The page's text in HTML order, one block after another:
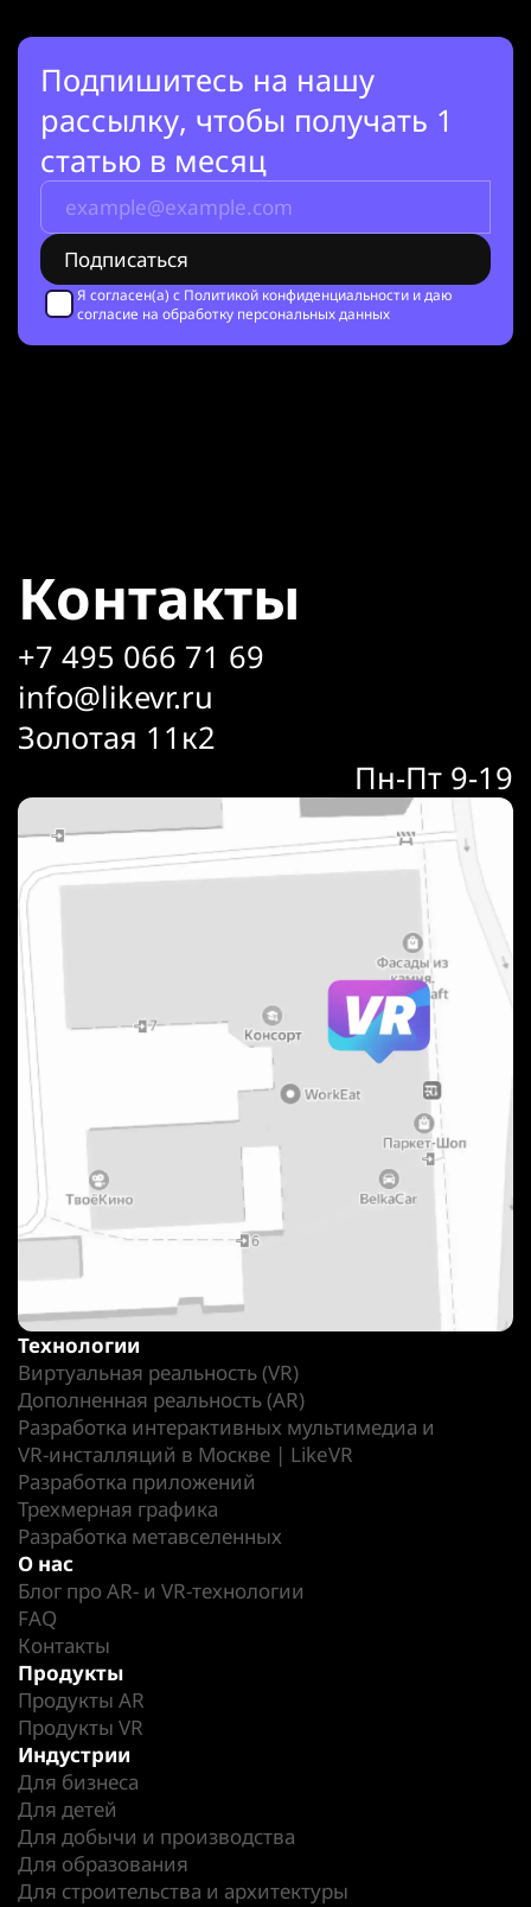
Подпишитесь на нашу
рассылку, чтобы получать 1
статью в месяц
Я согласен(а) с Политикой конфиденциальности и даю
согласие на обработку персональных данных
Контакты
+7 495 066 71 69
info@likevr.ru
Золотая 11к2
Пн-Пт 9-19
Технологии
Виртуальная реальность (VR)
Дополненная реальность (AR)
Разработка интерактивных мультимедиа и
VR-инсталляций в Москве | LikeVR
Разработка приложений
Трехмерная графика
Разработка метавселенных
О нас
Блог про AR- и VR-технологии
FAQ
Контакты
Продукты
Продукты AR
Продукты VR
Индустрии
Для бизнеса
Для детей
Для добычи и производства
Для образования
Для строительства и архитектуры